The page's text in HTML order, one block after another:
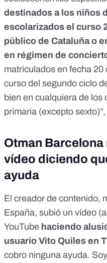
destinados a los niños
escolarizados el curso
público de Cataluña o
en régimen de
matriculados en fecha 20
curso del segundo ciclo
bien en cualquiera de los
primaria (excepto
Otman
vídeo diciendo
ayuda
El creador de contenido,
España, subió un vídeo (
YouTube haciendo
usuario Vito Quiles en
cobro ninguna ayuda.